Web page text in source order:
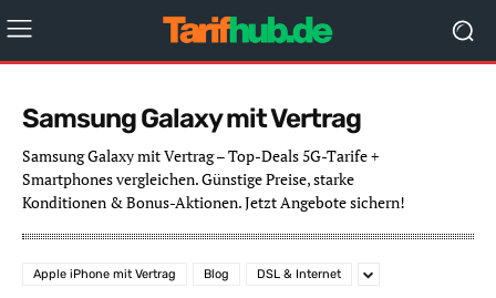
Samsung Galaxy mit Vertrag
Samsung Galaxy mit Vertrag – Top-Deals 5G-Tarife +
Smartphones vergleichen. Günstige Preise, starke
Konditionen & Bonus-Aktionen. Jetzt Angebote sichern!
Apple iPhone mit Vertrag Blog DSL & Internet